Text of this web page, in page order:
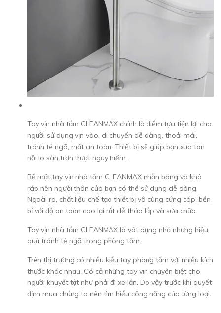
Tay vịn nhà tắm CLEANMAX chính là điểm tựa tiện lợi cho
người sử dụng vịn vào, di chuyển dễ dàng, thoải mái,
tránh té ngã, mất an toàn. Thiết bị sẽ giúp bạn xua tan
nỗi lo sàn trơn trượt nguy hiểm.
Bề mặt tay vịn nhà tắm CLEANMAX nhẵn bóng và khô
ráo nên người thân của bạn có thể sử dụng dễ dàng.
Ngoài ra, chất liệu chế tạo thiết bị vô cùng cứng cáp, bền
bỉ với độ an toàn cao lại rất dễ tháo lắp và sửa chữa.
Tay vịn nhà tắm CLEANMAX là vât dụng nhỏ nhưng hiệu
quả tránh té ngã trong phòng tắm.
Trên thị trường có nhiều kiểu tay phòng tắm với nhiều kích
thước khác nhau. Có cả những tay vin chuyên biệt cho
người khuyết tật như phải đi xe lăn. Do vậy trước khi quyết
định mua chúng ta nên tìm hiểu công năng của từng loại.